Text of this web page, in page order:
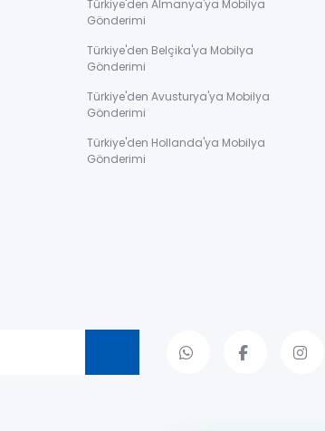
Türkiye'den Almanya'ya Mobilya
Gönderimi
Türkiye'den Belçika'ya Mobilya
Gönderimi
Türkiye'den Avusturya'ya Mobilya
Gönderimi
Türkiye'den Hollanda'ya Mobilya
Gönderimi